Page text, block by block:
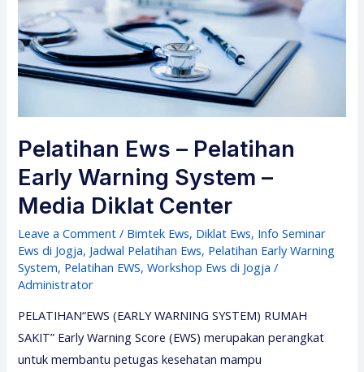
Pelatihan Ews – Pelatihan
Early Warning System –
Media Diklat Center
Leave a Comment / Bimtek Ews, Diklat Ews, Info Seminar
Ews di Jogja, Jadwal Pelatihan Ews, Pelatihan Early Warning
System, Pelatihan EWS,Workshop Ews di Jogja /
Administrator
PELATIHAN“EWS (EARLY WARNING SYSTEM) RUMAH
SAKIT” Early Warning Score (EWS) merupakan perangkat
untuk membantu petugas kesehatan mampu